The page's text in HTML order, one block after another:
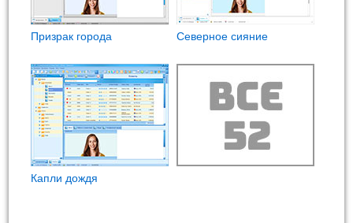
Призрак города Северное сияние
Капли дождя